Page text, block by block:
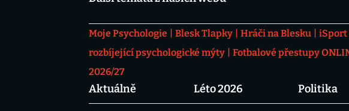
Moje Psychologie Blesk Tlapky Hráči na Blesku iSport
rozbíjející psychologické mýty
Fotbalové přestupy
2026/27
Aktuálně Léto 2026 Politika